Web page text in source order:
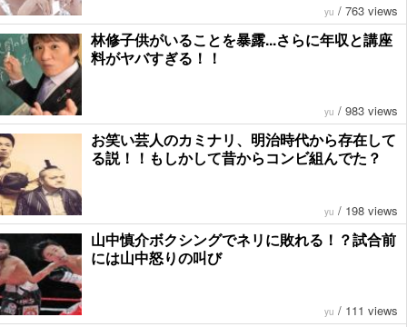
yu / 763 views
林修子供がいることを暴露...さらに年収と講座
料がヤバすぎる！！
yu / 983 views
お笑い芸人のカミナリ、明治時代から存在して
る説！！もしかして昔からコンビ組んでた？
yu / 198 views
山中慎介ボクシングでネリに敗れる！？試合前
には山中怒りの叫び
yu / 111 views